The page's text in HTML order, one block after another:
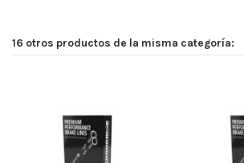
16 otros productos de la misma categoría: